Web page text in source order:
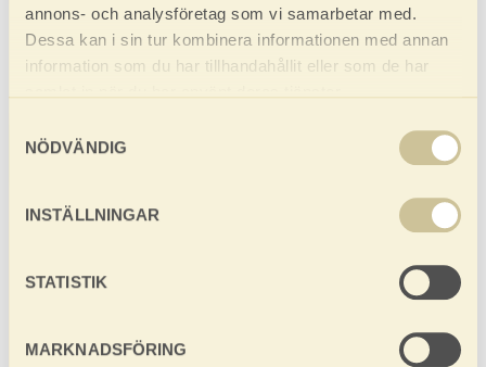
annons- och analysföretag som vi samarbetar med.
Dessa kan i sin tur kombinera informationen med annan
information som du har tillhandahållit eller som de har
NÖDVÄNDIG
INSTÄLLNINGAR
STATISTIK
MARKNADSFÖRING
Fröken